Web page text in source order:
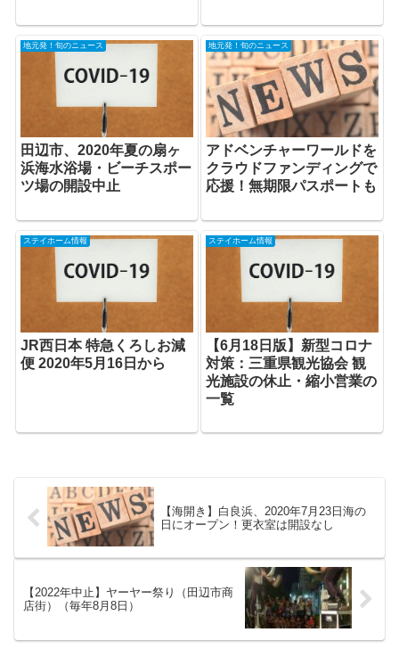
地元発！旬のニュース
田辺市、2020年夏の扇ヶ
浜海水浴場・ビーチスポー
ツ場の開設中止
地元発！旬のニュース
アドベンチャーワールドを
クラウドファンディングで
応援！無期限パスポートも
ステイホーム情報
JR西日本 特急くろしお減
便 2020年5月16日から
ステイホーム情報
【6月18日版】新型コロナ
対策：三重県観光協会 観
光施設の休止・縮小営業の
一覧
【海開き】白良浜、2020年7月23日海の
日にオープン！更衣室は開設なし
【2022年中止】ヤーヤー祭り（田辺市商
店街）（毎年8月8日）